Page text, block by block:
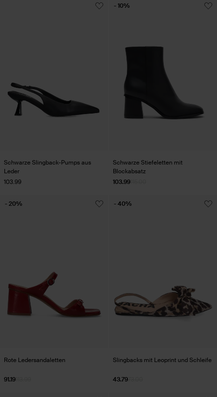
Schwarze Slingback-Pumps aus
Leder
103.99
Schwarze Stiefeletten mit
Blockabsatz
103.99
- 10%
Rote Ledersandaletten
91.19
- 20%
Slingbacks mit Leoprint und Schleife
43.79
- 40%